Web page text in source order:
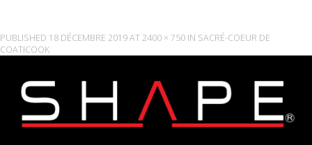
PUBLISHED 18 DÉCEMBRE 2019AT2400 × 750 IN SACRÉ-COEUR DE
COATICOOK